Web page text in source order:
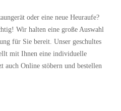
oder eine neue Heuraufe?
Wir halten eine große Auswahl
für Sie bereit. Unser geschultes
mit Ihnen eine individuelle
auch Online stöbern und bestellen